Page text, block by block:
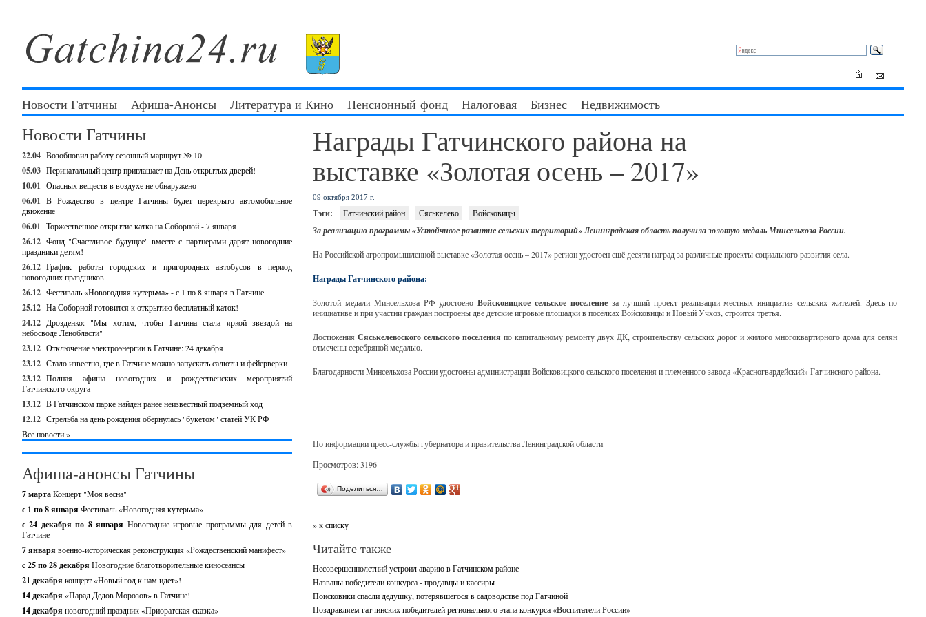
Новости Гатчины Афиша-Анонсы Литература и Кино Пенсионный фонд Налоговая Бизнес Недвижимость
Новости Гатчины
22.04 Возобновил работу сезонный маршрут № 10
05.03 Перинатальный центр приглашает на День открытых дверей!
10.01 Опасных веществ в воздухе не обнаружено
06.01 В Рождество в центре Гатчины будет перекрыто автомобильное
движение
06.01 Торжественное открытие катка на Соборной - 7 января
26.12 Фонд "Счастливое будущее" вместе с партнерами дарят новогодние
праздники детям!
26.12 График работы городских и пригородных автобусов в период
новогодних праздников
26.12 Фестиваль «Новогодняя кутерьма» - с 1 по 8 января в Гатчине
25.12 На Соборной готовится к открытию бесплатный каток!
24.12 Дрозденко: "Мы хотим, чтобы Гатчина стала яркой звездой на
небосводе Ленобласти"
23.12 Отключение электроэнергии в Гатчине: 24 декабря
23.12 Стало известно, где в Гатчине можно запускать салюты и фейерверки
23.12 Полная афиша новогодних и рождественских мероприятий
Гатчинского округа
13.12 В Гатчинском парке найден ранее неизвестный подземный ход
12.12 Стрельба на день рождения обернулась "букетом" статей УК РФ
Все новости »
Афиша-анонсы Гатчины
7 мартаКонцерт "Моя весна"
с 1 по 8 января Фестиваль «Новогодняя кутерьма»
с 24 декабря по 8 января Новогодние игровые программы для детей в
Гатчине
7 января военно-историческая реконструкция «Рождественский манифест»
c 25 по 28 декабря Новогодние благотворительные киносеансы
21 декабря концерт «Новый год к нам идет»!
14 декабря «Парад Дедов Морозов» в Гатчине!
14 декабря новогодний праздник «Приоратская сказка»
Награды Гатчинского района на
выставке «Золотая осень – 2017»
09 октября 2017 г.
Тэги: Гатчинский район Сяськелево Войсковицы
За реализацию программы «Устойчивое развитие сельских территорий» Ленинградская область получила золотую медаль Минсельхоза России.
На Российской агропромышленной выставке «Золотая осень – 2017» регион удостоен ещё десяти наград за различные проекты социального развития села.
Награды Гатчинского района:
Золотой медали Минсельхоза РФ удостоено Войсковицкое сельское поселениеза лучший проект реализации местных инициатив сельских жителей. Здесь по
инициативе и при участии граждан построены две детские игровые площадки в посёлках Войсковицы и Новый Учхоз, строится третья.
ДостиженияСяськелевоского сельского поселения по капитальному ремонту двух ДК, строительству сельских дорог и жилого многоквартирного дома для селян
отмечены серебряной медалью.
Благодарности Минсельхоза России удостоены администрации Войсковицкого сельского поселения и племенного завода «Красногвардейский» Гатчинского района.
По информации пресс-службы губернатора и правительства Ленинградской области
Просмотров: 3196
Поделиться…
» к списку
Читайте также
Несовершеннолетний устроил аварию в Гатчинском районе
Названы победители конкурса - продавцы и кассиры
Поисковики спасли дедушку, потерявшегося в садоводстве под Гатчиной
Поздравляем гатчинских победителей регионального этапа конкурса «Воспитатели России»